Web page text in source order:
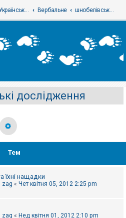
форум Українського теріологічного товариства Вербальне шнобелівські дослідження
дослідження
Тем
їхні нащадки
zag « Чет квітня 05, 2012 2:25 pm
zag « Нед квітня 01, 2012 2:10 pm